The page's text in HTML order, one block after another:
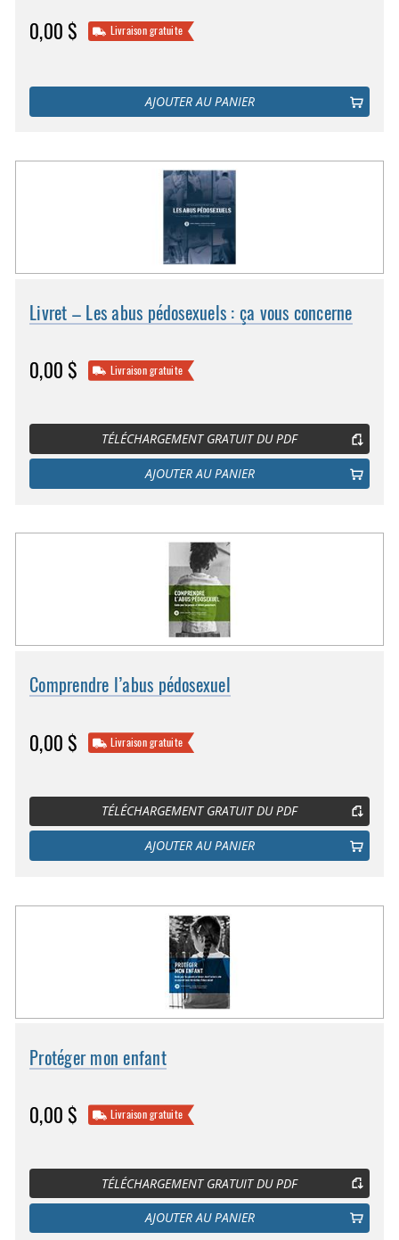
0,00 $ Livraison gratuite
AJOUTER AU PANIER
Livret – Les abus pédosexuels : ça vous concerne
0,00 $ Livraison gratuite
TÉLÉCHARGEMENT GRATUIT DU PDF
AJOUTER AU PANIER
Comprendre l’abus pédosexuel
0,00 $ Livraison gratuite
TÉLÉCHARGEMENT GRATUIT DU PDF
AJOUTER AU PANIER
Protéger mon enfant
0,00 $ Livraison gratuite
TÉLÉCHARGEMENT GRATUIT DU PDF
AJOUTER AU PANIER